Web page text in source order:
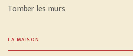
Tomber les murs
LA MAISON